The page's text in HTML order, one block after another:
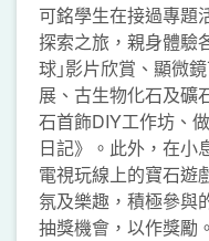
可銘學生在接過專題
探索之旅，親身體驗
球｣影片欣賞、顯微
展、古生物化石及礦
石首飾DIY工作坊、
日記》。此外，在小
電視玩線上的寶石遊
氛及樂趣，積極參與
抽獎機會，以作獎勵。